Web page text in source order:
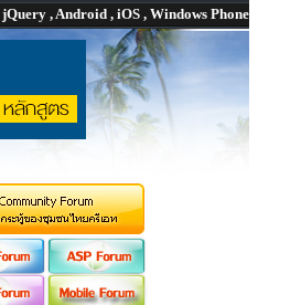
jQuery , Android , iOS , Windows Phone